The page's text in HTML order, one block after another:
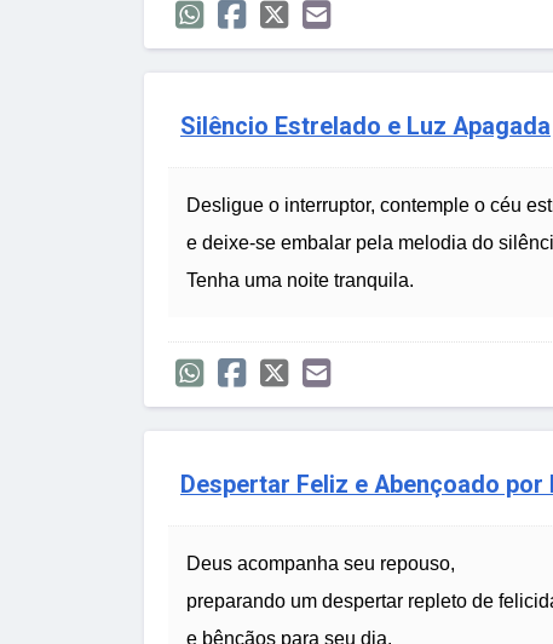
Silêncio Estrelado e Luz Apagada
Desligue o interruptor, contemple o céu
e deixe-se embalar pela melodia do
Tenha uma noite tranquila.
Despertar Feliz e Abençoado por
Deus acompanha seu repouso,
preparando um despertar repleto de
e bênçãos para seu dia.